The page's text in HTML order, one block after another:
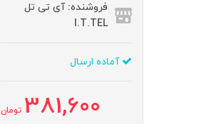
فروشنده: آی تی تل
I.T.TEL
آماده ارسال
381,600 تومان